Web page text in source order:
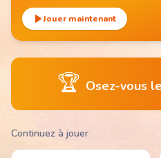
Jouer maintenant
🏆 Osez-vous
Continuez à jouer